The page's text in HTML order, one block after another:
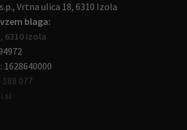
Vrtna ulica 18, 6310 Izola
blaga:
6310 Izola
188 077